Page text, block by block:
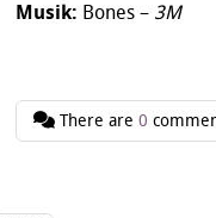
Musik: Bones – 3M
There are0